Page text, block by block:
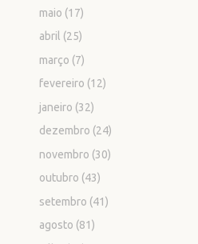
maio (17)
abril (25)
março (7)
fevereiro (12)
janeiro (32)
dezembro (24)
novembro (30)
outubro (43)
setembro (41)
agosto (81)